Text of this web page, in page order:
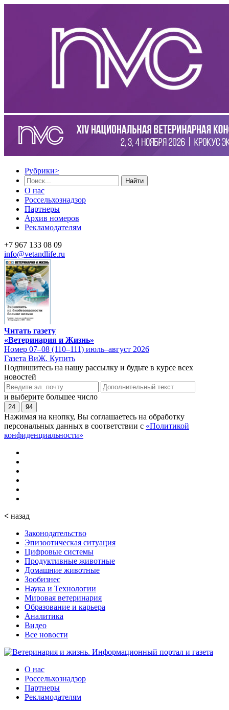
Рубрики>
Найти
О нас
Россельхознадзор
Партнеры
Архив номеров
Рекламодателям
+7 967 133 08 09
info@vetandlife.ru
Читать газету
«Ветеринария и Жизнь»
Номер 07–08 (110–111) июль–август 2026
Газета ВиЖ. Купить
Подпишитесь на нашу рассылку и будьте в курсе всех
новостей
и выберите большее число
24 94
Нажимая на кнопку, Вы соглашаетесь на обработку
персональных данных в соответствии с «Политикой
конфиденциальности»
< назад
Законодательство
Эпизоотическая ситуация
Цифровые системы
Продуктивные животные
Домашние животные
Зообизнес
Наука и Технологии
Мировая ветеринария
Образование и карьера
Аналитика
Видео
Все новости
О нас
Россельхознадзор
Партнеры
Рекламодателям